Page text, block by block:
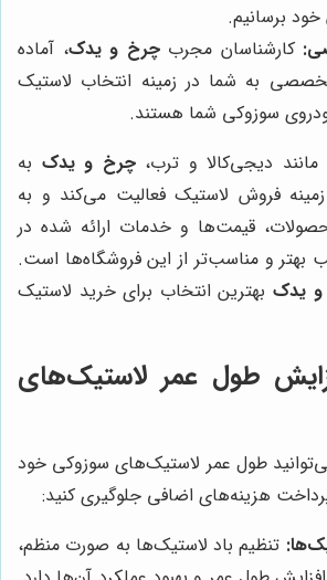
برسانیم.
کارشناسان مجربچرخ و یدک، آماده
تخصصی به شما در زمینه انتخاب لاستیک
سوزوکی شما هستند.
مانند دیجی‌کالا و ترب،چرخ و یدک به
فروش لاستیک فعالیت می‌کند و به
قیمت‌ها و خدمات ارائه شده در
بهتر و مناسب‌تر از این فروشگاه‌ها است.
یدک بهترین انتخاب برای خرید لاستیک
طول عمر لاستیک‌های
طول عمر لاستیک‌های سوزوکی خود
هزینه‌های اضافی جلوگیری کنید:
تنظیم باد لاستیک‌ها به صورت منظم،